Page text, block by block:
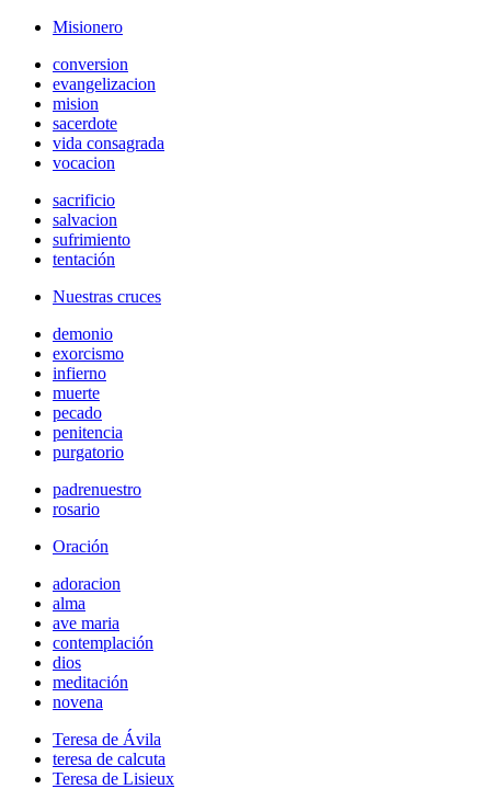
Misionero
conversion
evangelizacion
mision
sacerdote
vida consagrada
vocacion
sacrificio
salvacion
sufrimiento
tentación
Nuestras cruces
demonio
exorcismo
infierno
muerte
pecado
penitencia
purgatorio
padrenuestro
rosario
Oración
adoracion
alma
ave maria
contemplación
dios
meditación
novena
Teresa de Ávila
teresa de calcuta
Teresa de Lisieux